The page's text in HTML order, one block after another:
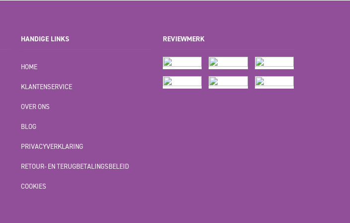
HANDIGE LINKS
HOME
KLANTENSERVICE
OVER ONS
BLOG
PRIVACYVERKLARING
RETOUR- EN TERUGBETALINGSBELEID
COOKIES
REVIEWMERK